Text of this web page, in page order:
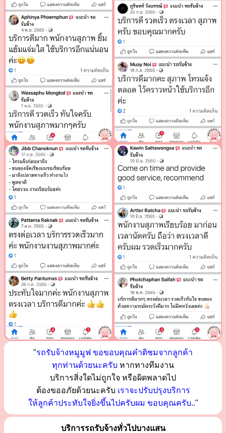
"รถรับจ้างหมูมูฟ ขอขอบคุณคำติชมจากลูกค้า
ทุกท่านด้วยนะครับ หากทางทีมงาน
บริการสิ่งใดไม่ถูกใจ หรือผิดพลาดไป
ต้องขออภัยด้วยนะครับ เราจะปรับปรุงบริการ
ให้ลูกค้าประทับใจยิ่งขึ้นไปครับผม ขอบคุณครับ.."
บริการรถรับจ้างทั่วไปบางแสน